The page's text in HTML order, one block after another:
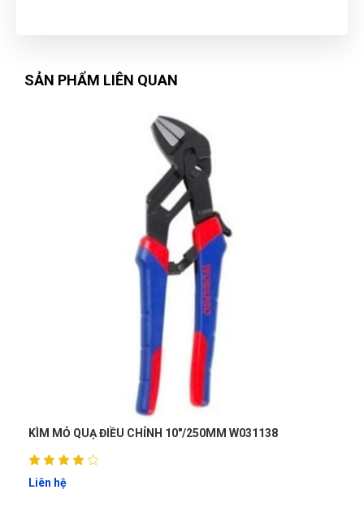
SẢN PHẨM LIÊN QUAN
KÌM MỎ QUẠ ĐIỀU CHỈNH 10"/250MM W031138
Liên hệ